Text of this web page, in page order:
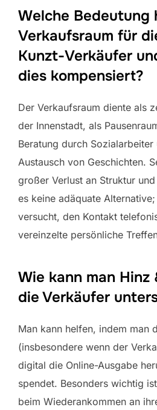
Welche Bedeutung
Verkaufsraum für
Kunzt-Verkäufer
dies kompensiert?
Der Verkaufsraum diente als
der Innenstadt, als
Beratung durch
Austausch von Geschichten.
großer Verlust an Struktur
es keine adäquate
versucht, den Kontakt
vereinzelte persönliche
Wie kann man Hinz
die Verkäufer
Man kann helfen, indem man
(insbesondere wenn der
digital die Online-Ausgabe
spendet. Besonders wichtig
beim Wiederankommen an